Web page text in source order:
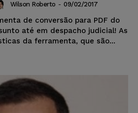
Wilson Roberto - 09/02/2017
de conversão para PDF do
até em despacho judicial! As
da ferramenta, que são...